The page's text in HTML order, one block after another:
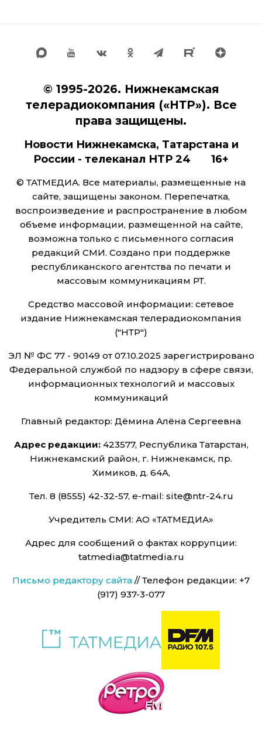
© 1995-2026. Нижнекамская
телерадиокомпания («НТР»). Все
права защищены.
Новости Нижнекамска, Татарстана и
России - телеканал НТР 24 16+
© ТАТМЕДИА. Все материалы, размещенные на
сайте, защищены законом. Перепечатка,
воспроизведение и распространение в любом
объеме информации, размещенной на сайте,
возможна только с письменного согласия
редакций СМИ. Создано при поддержке
республиканского агентства по печати и
массовым коммуникациям РТ.
Средство массовой информации: сетевое
издание Нижнекамская телерадиокомпания
("НТР")
ЭЛ № ФС 77 - 90149 от 07.10.2025 зарегистрировано
Федеральной службой по надзору в сфере связи,
информационных технологий и массовых
коммуникаций
Главный редактор: Дёмина Алёна Сергеевна
Адрес редакции:423577, Республика Татарстан,
Нижнекамский район, г. Нижнекамск, пр.
Химиков, д. 64А,
Тел. 8 (8555) 42-32-57, e-mail: site@ntr-24.ru
Учредитель СМИ: АО «ТАТМЕДИА»
Адрес для сообщений о фактах коррупции:
tatmedia@tatmedia.ru
Письмо редактору сайта // Телефон редакции: +7
(917) 937-3-077